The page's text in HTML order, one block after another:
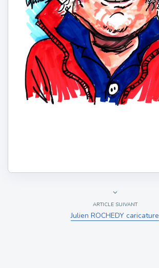
ARTICLE SUIVANT
Julien ROCHEDY caricature